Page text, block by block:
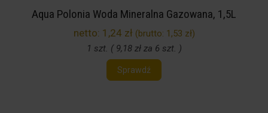
Aqua Polonia Woda Mineralna Gazowana, 1,5L
netto: 1,24 zł (brutto: 1,53 zł)
1 szt. ( 9,18 zł za 6 szt. )
Sprawdź